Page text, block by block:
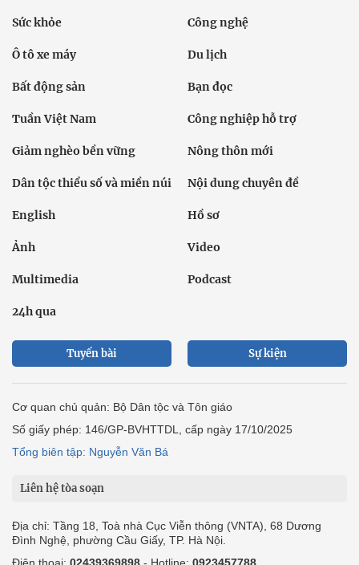
Sức khỏe Công nghệ
Ô tô xe máy Du lịch
Bất động sản Bạn đọc
Tuần Việt Nam Công nghiệp hỗ trợ
Giảm nghèo bền vững Nông thôn mới
Dân tộc thiểu số và miền núi Nội dung chuyên đề
English Hồ sơ
Ảnh Video
Multimedia Podcast
24h qua
Tuyến bài Sự kiện
Cơ quan chủ quản: Bộ Dân tộc và Tôn giáo
Số giấy phép: 146/GP-BVHTTDL, cấp ngày 17/10/2025
Tổng biên tập: Nguyễn Văn Bá
Liên hệ tòa soạn
Địa chỉ: Tầng 18, Toà nhà Cục Viễn thông (VNTA), 68 Dương
Đình Nghệ, phường Cầu Giấy, TP. Hà Nội.